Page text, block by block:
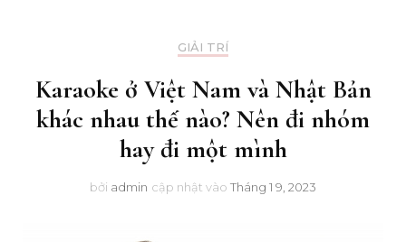
GIẢI TRÍ
Karaoke ở Việt Nam và Nhật Bản
khác nhau thế nào? Nên đi nhóm
hay đi một mình
bởi admin cập nhật vào Tháng 1 9, 2023